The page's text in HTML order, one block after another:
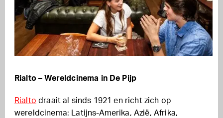
Rialto – Wereldcinema in De Pijp
Rialto draait al sinds 1921 en richt zich op
wereldcinema: Latijns-Amerika, Azië, Afrika,